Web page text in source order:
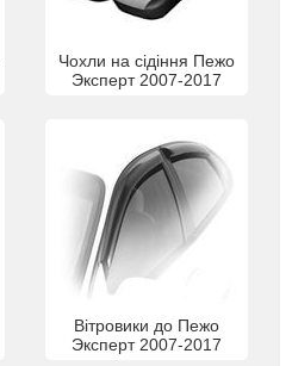
Чохли на сідіння Пежо
Эксперт 2007-2017
Вітровики до Пежо
Эксперт 2007-2017